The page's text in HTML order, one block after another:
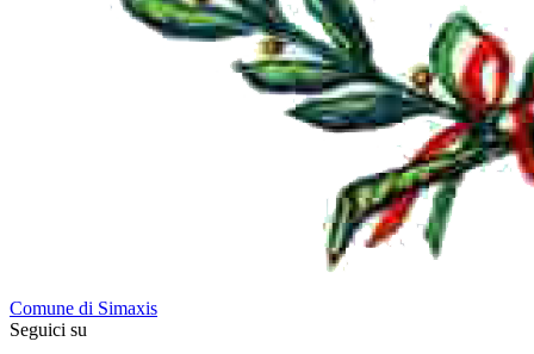
Comune di Simaxis
Seguici su